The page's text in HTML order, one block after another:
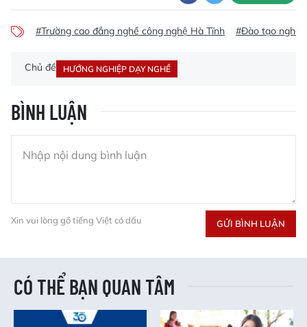
#Trường cao đẳng nghề công nghệ Hà Tĩnh #Đào tạo nghề
Chủ đề HƯỚNG NGHIỆP DẠY NGHỀ
BÌNH LUẬN
Xin vui lòng gõ tiếng Việt có dấu GỬI BÌNH LUẬN
CÓ THỂ BẠN QUAN TÂM